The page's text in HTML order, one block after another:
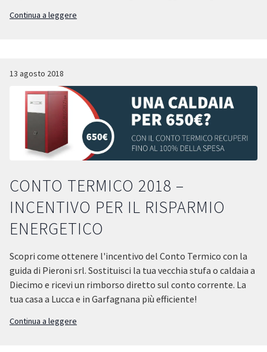
Continua a leggere
efficienza
e
incentivi
per
tua
casa
13 agosto 2018
CONTO TERMICO 2018 –
INCENTIVO PER IL RISPARMIO
ENERGETICO
Scopri come ottenere l'incentivo del Conto Termico con la
guida di Pieroni srl. Sostituisci la tua vecchia stufa o caldaia a
Diecimo e ricevi un rimborso diretto sul conto corrente. La
tua casa a Lucca e in Garfagnana più efficiente!
Continua a leggere